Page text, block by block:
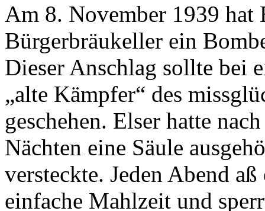
Am 8. November 1939 hat
Bürgerbräukeller ein
Dieser Anschlag sollte bei
„alte Kämpfer“ des
geschehen. Elser hatte
Nächten eine Säule
versteckte. Jeden Abend
einfache Mahlzeit und